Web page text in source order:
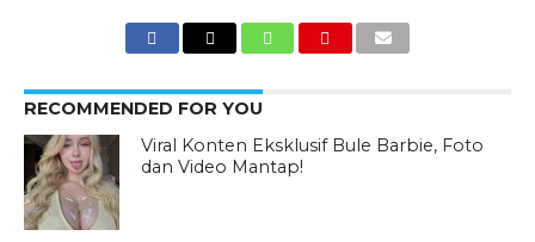
RECOMMENDED FOR YOU
Viral Konten Eksklusif Bule Barbie, Foto
dan Video Mantap!